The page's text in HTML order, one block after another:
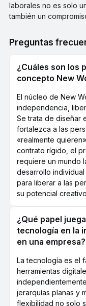
laborales no es solo
también un
Preguntas
¿Cuáles son los
concepto New
El núcleo de New
independencia,
Se trata de diseñar
fortalezca a las
«realmente
contrato rígido, el
requiere un mundo
desarrollo
para liberar a las
su potencial
¿Qué papel
tecnología en la
en una empresa?
La tecnología es el
herramientas
jerarquías planas y
flexibilidad no solo